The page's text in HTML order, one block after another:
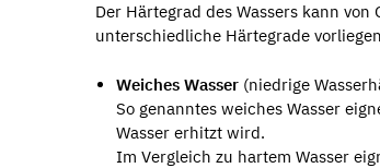
Der Härtegrad des Wassers kann
unterschiedliche Härtegrade
Weiches Wasser (niedrige
So genanntes weiches Wasser
Wasser erhitzt wird.
Im Vergleich zu hartem Wasser